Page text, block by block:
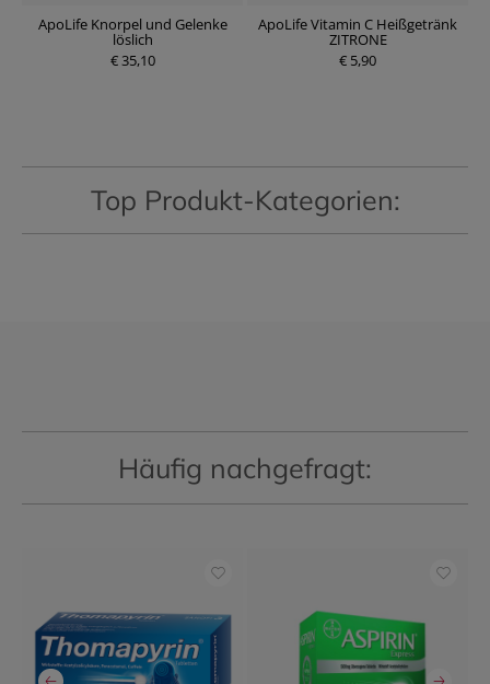
ApoLife Knorpel und Gelenke
löslich
€ 35,10
ApoLife Vitamin C Heißgetränk
ZITRONE
€ 5,90
Top Produkt-Kategorien:
Häufig nachgefragt: